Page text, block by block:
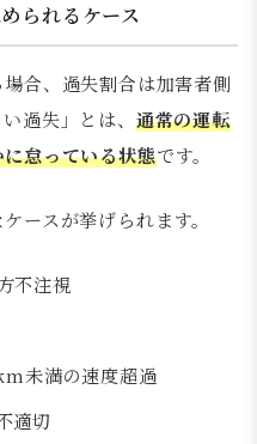
られるケース
合、過失割合は加害者側
過失」とは、 通常の運転
怠っている状態です。
ースが挙げられます。
不注視
未満の速度超過
適切